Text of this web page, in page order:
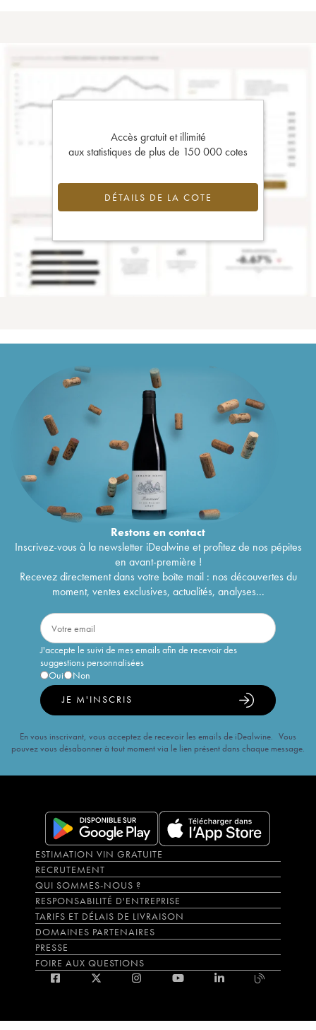
Accès gratuit et illimité
aux statistiques de plus de 150 000 cotes
DÉTAILS DE LA COTE
Restons encontact
Inscrivez-vous à la newsletter iDealwine et profitez de nos pépites
en avant-première !
Recevez directement dans votre boîte mail : nos découvertes du
moment, ventes exclusives, actualités, analyses...
J'accepte le suivi de mes emails afin de recevoir des
suggestions personnalisées
Oui
Non
JE M'INSCRIS
En vous inscrivant, vous acceptez de recevoir les emails de iDealwine. Vous
pouvez vous désabonner à tout moment via le lien présent dans chaque message.
ESTIMATION VIN GRATUITE
RECRUTEMENT
QUI SOMMES-NOUS ?
RESPONSABILITÉ D'ENTREPRISE
TARIFS ET DÉLAIS DE LIVRAISON
DOMAINES PARTENAIRES
PRESSE
FOIRE AUX QUESTIONS